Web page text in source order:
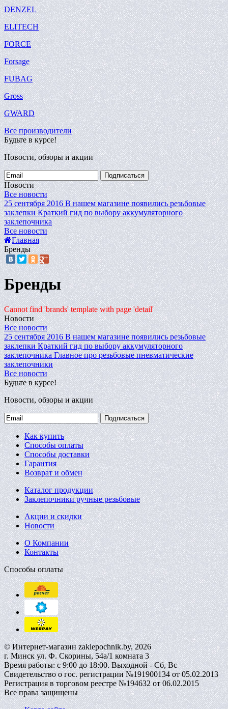
DENZEL
ELITECH
FORCE
Forsage
FUBAG
Gross
GWARD
Все производители
Будьте в курсе!
Новости, обзоры и акции
Подписаться
Новости
Все новости
25 сентября 2016 В нашем магазине появились резьбовые
заклепки Краткий гид по выбору аккумуляторного
заклепочника
Все новости
Главная
Бренды
Бренды
Cannot find 'brands' template with page 'detail'
Новости
Все новости
25 сентября 2016 В нашем магазине появились резьбовые
заклепки Краткий гид по выбору аккумуляторного
заклепочника Главное про резьбовые пневматические
заклепочники
Все новости
Будьте в курсе!
Новости, обзоры и акции
Подписаться
Как купить
Способы оплаты
Способы доставки
Гарантия
Возврат и обмен
Каталог продукции
Заклепочники ручные резьбовые
Акции и скидки
Новости
О Компании
Контакты
Способы оплаты
© Интернет-магазин zaklepochnik.by, 2026
г. Минск ул. Ф. Скорины, 54а/1 комната 3
Время работы: с 9:00 до 18:00. Выходной - Сб, Вс
Свидетельство о гос. регистрации №191900134 от 05.02.2013
Регистрация в торговом реестре №194632 от 06.02.2015
Все права защищены